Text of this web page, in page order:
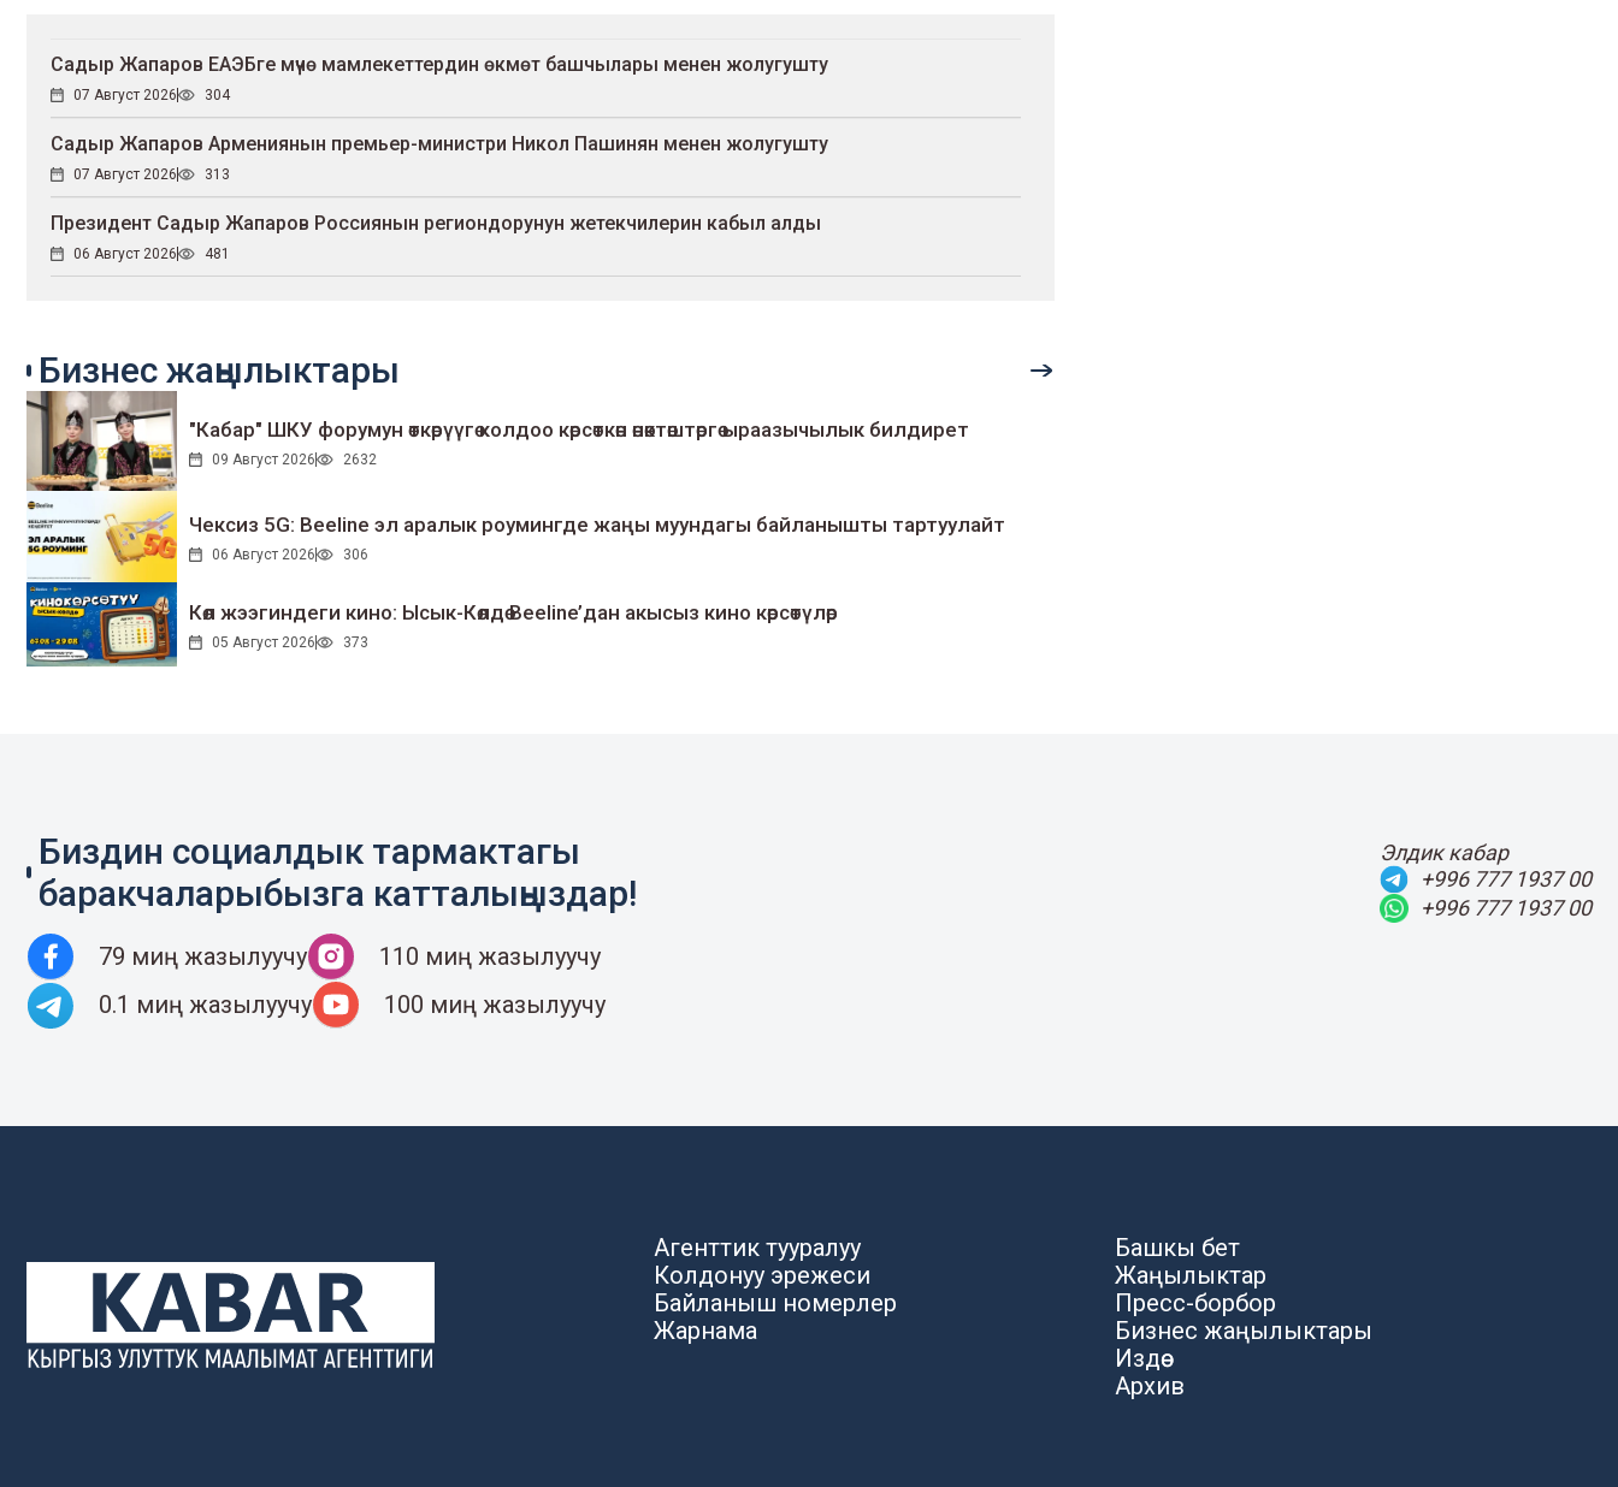
Садыр Жапаров ЕАЭБге мүчө мамлекеттердин өкмөт башчылары менен жолугушту
07 Август 2026 304
Садыр Жапаров Армениянын премьер-министри Никол Пашинян менен жолугушту
07 Август 2026 313
Президент Садыр Жапаров Россиянын региондорунун жетекчилерин кабыл алды
06 Август 2026 481
Бизнес жаңылыктары
"Кабар" ШКУ форумун өткөрүүгө колдоо көрсөткөн өнөктөштөргө ыраазычылык билдирет
09 Август 2026 2632
Чексиз 5G: Beeline эл аралык роумингде жаңы муундагы байланышты тартуулайт
06 Август 2026 306
Көл жээгиндеги кино: Ысык-Көлдө Beeline’дан акысыз кино көрсөтүлөр
05 Август 2026 373
Биздин социалдык тармактагы
баракчаларыбызга катталыңыздар!
79 миң жазылуучу
110 миң жазылуучу
0.1 миң жазылуучу
100 миң жазылуучу
Элдик кабар
+996 777 1937 00
+996 777 1937 00
Агенттик тууралуу
Колдонуу эрежеси
Байланыш номерлер
Жарнама
Башкы бет
Жаңылыктар
Пресс-борбор
Бизнес жаңылыктары
Издөө
Архив